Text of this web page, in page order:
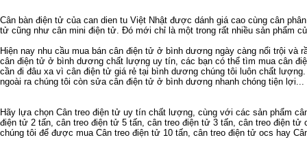
Cân bàn điện tử của can dien tu Việt Nhật được dánh giá cao cùng cân
tử cũng như cân mini điện tử . Đó mới chỉ là một trong rất nhiều sản phẩm
Hiện nay nhu cầu mua bán cân điện tử ở bình dương ngày càng nổi trội và
cân điện tử ở bình dương chất lượng uy tín, các bạn có thể tìm mua cân
cần đi đâu xa vì cân điện tử giá rẻ tại bình dương chúng tôi luôn chất
ngoài ra chúng tôi còn sửa cân điện tử ở bình dương nhanh chóng tiện lợi...
Hãy lựa chọn Cân treo điện tử uy tín chất lượng, cùng với các sản phẩm
điện tử 2 tấn cân treo điện tử 5 tấn cân treo điện tử 3 tấn cân treo điện tử
chúng tôi để được mua Cân treo điện tử 10 tấn cân treo điện tử ocs hay